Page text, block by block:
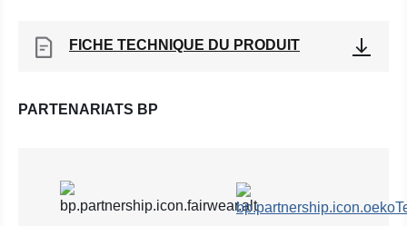
FICHE TECHNIQUE DU PRODUIT
PARTENARIATS BP